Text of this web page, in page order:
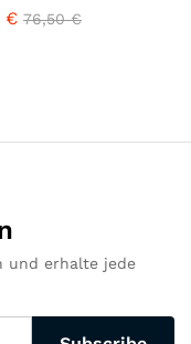
€ 76,50€
und erhalte jede